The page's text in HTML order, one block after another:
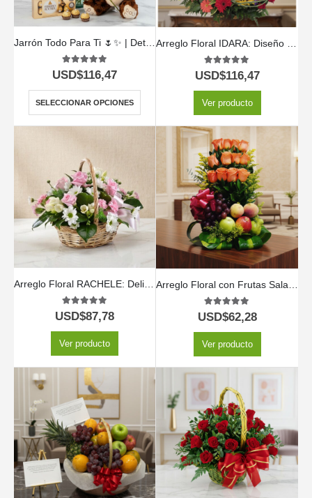
Jarrón Todo Para Ti 🌷✨ | Detalle Elegante y Especial
5.00out of 5
USD$116,47
SELECCIONAR OPCIONES
Arreglo Floral IDARA: Diseño Exclusivo con Rosas y Flores Exóticas ⚜️
5.00out of 5
USD$116,47
Ver producto
5.00 out of 5
USD$87,78
Ver producto
5.00 out of 5
USD$62,28
Ver producto